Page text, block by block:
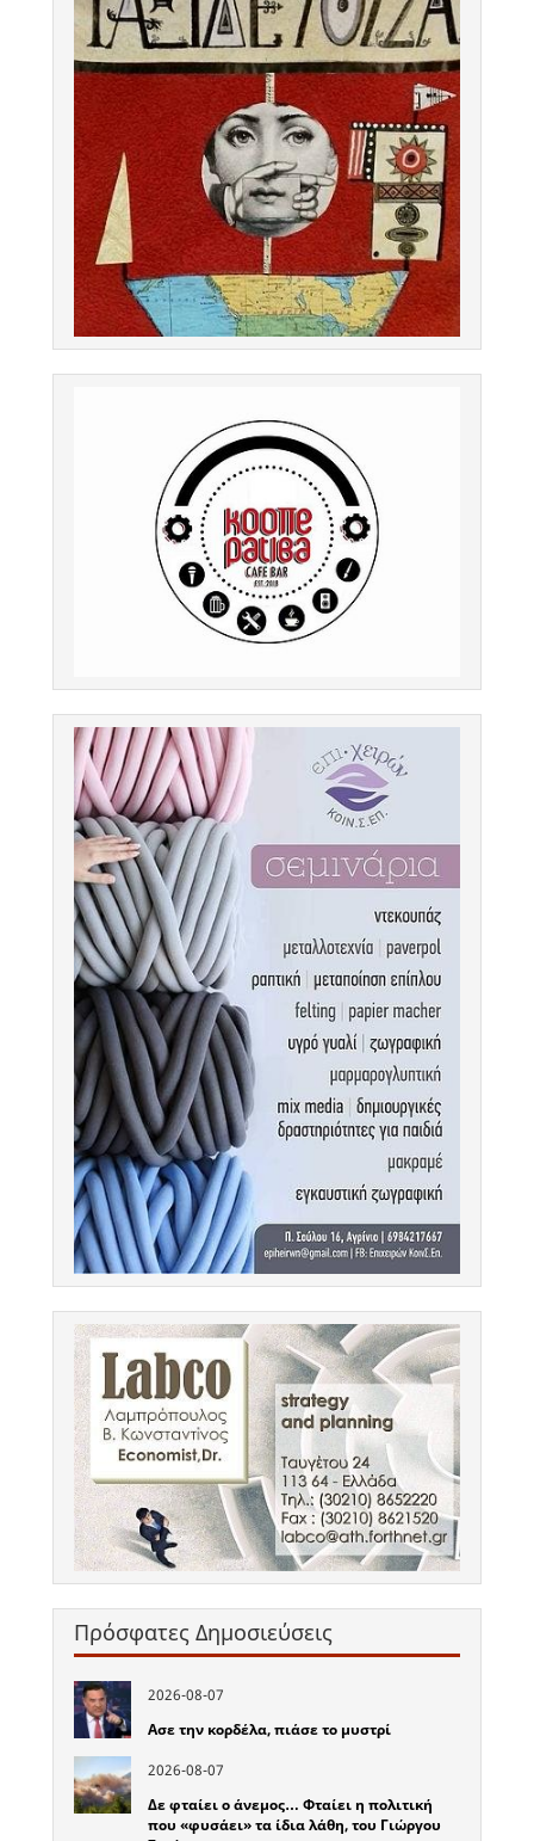
Πρόσφατες Δημοσιεύσεις
2026-08-07
Ασε την κορδέλα, πιάσε το μυστρί
2026-08-07
Δε φταίει ο άνεμος… Φταίει η πολιτική
που «φυσάει» τα ίδια λάθη, του Γιώργου